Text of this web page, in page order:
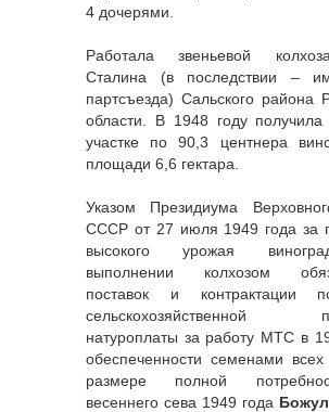
4 дочерями.
Работала звеньевой
Сталина (в последствии –
партсъезда) Сальского района
области. В 1948 году
участке по 90,3 центнера
площади 6,6 гектара.
Указом Президиума
СССР от 27 июля 1949 года за
высокого урожая
выполнении колхозом
поставок и контрактации
сельскохозяйственной
натуроплаты за работу МТС в
обеспеченности семенами всех
размере полной
весеннего сева 1949 года